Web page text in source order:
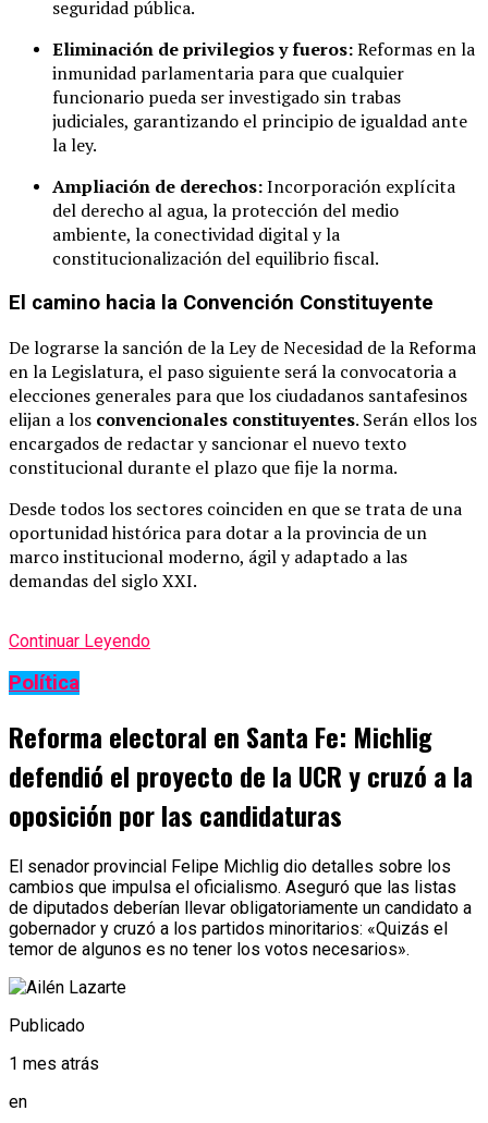
seguridad pública.
Eliminación de privilegios y fueros:Reformas en la
inmunidad parlamentaria para que cualquier
funcionario pueda ser investigado sin trabas
judiciales, garantizando el principio de igualdad ante
la ley.
Ampliación de derechos:Incorporación explícita
del derecho al agua, la protección del medio
ambiente, la conectividad digital y la
constitucionalización del equilibrio fiscal.
El camino hacia la Convención Constituyente
De lograrse la sanción de la Ley de Necesidad de la Reforma
en la Legislatura, el paso siguiente será la convocatoria a
elecciones generales para que los ciudadanos santafesinos
elijan a los convencionales constituyentes. Serán ellos los
encargados de redactar y sancionar el nuevo texto
constitucional durante el plazo que fije la norma.
Desde todos los sectores coinciden en que se trata de una
oportunidad histórica para dotar a la provincia de un
marco institucional moderno, ágil y adaptado a las
demandas del siglo XXI.
Continuar Leyendo
Política
Reforma electoral en Santa Fe: Michlig
defendió el proyecto de la UCR y cruzó a la
oposición por las candidaturas
El senador provincial Felipe Michlig dio detalles sobre los
cambios que impulsa el oficialismo. Aseguró que las listas
de diputados deberían llevar obligatoriamente un candidato a
gobernador y cruzó a los partidos minoritarios: «Quizás el
temor de algunos es no tener los votos necesarios».
Publicado
1 mes atrás
en